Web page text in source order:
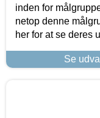
inden for
netop denne
her for at se deres
Se